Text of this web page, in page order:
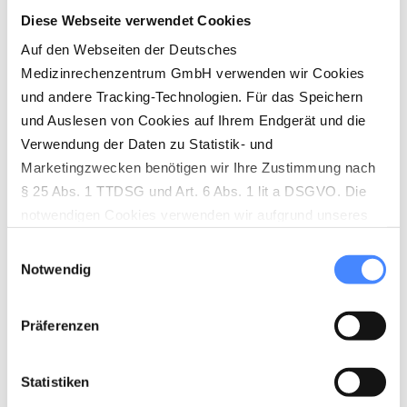
Diese Webseite verwendet Cookies
Auf den Webseiten der Deutsches
Medizinrechenzentrum GmbH verwenden wir Cookies
und andere Tracking-Technologien. Für das Speichern
und Auslesen von Cookies auf Ihrem Endgerät und die
Verwendung der Daten zu Statistik- und
Marketingzwecken benötigen wir Ihre Zustimmung nach
§ 25 Abs. 1 TTDSG und Art. 6 Abs. 1 lit a DSGVO. Die
Herstellung der vollständigen Funktionalität unserer
notwendigen Cookies werden nur gesetzt, wenn eine
lit. a DSGVO). Die Einwilligung wird über den sog.
Notwendig
Präferenzen
Statistiken